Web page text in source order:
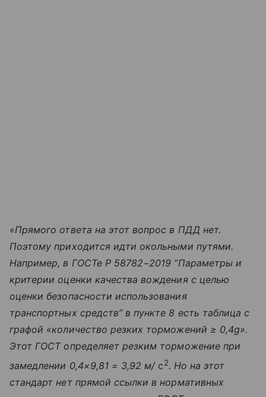
«Прямого ответа на этот вопрос в ПДД нет.
Поэтому приходится идти окольными путями.
Например, в ГОСТе Р 58782−2019 “Параметры и
критерии оценки качества вождения с целью
оценки безопасности использования
транспортных средств” в пункте 8 есть таблица с
графой «количество резких торможений ≥ 0,4g».
Этот ГОСТ определяет резким торможение при
замедлении 0,4×9,81 = 3,92 м/ с2. Но на этот
стандарт нет прямой ссылки в нормативных